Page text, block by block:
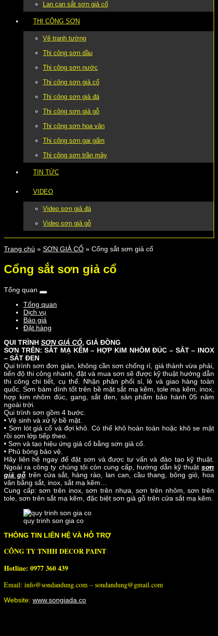
Lan can sắt sơn giả cổ
THI CÔNG SƠN
Vẽ tranh tường
Thi công sơn dầu
Thi công sơn nước
Thi công sơn giả cổ
Thi công sơn giả đá
Thi công sơn giả gỗ
Thi công sơn hoa văn
Thi công sơn gai gấm
Thi công sơn trần mây
TIN TỨC
VIDEO
Video sơn giả đá
Video sơn giả gỗ
Trang chủ » SƠN GIẢ CỔ » Cổng sắt sơn giả cổ
Cổng sắt sơn giả cổ
Tổng quan
Tổng quan
Dịch vụ
Báo giá
Đặt hàng
QUI TRÌNH SƠN GIẢ CỔ, GIẢ ĐỒNG
SƠN TRÊN: SẮT MẠ KẼM – HỢP KIM NHÔM ĐÚC – SẮT – INOX
– SẮT ĐEN
Qui trình sơn đơn giản, không cần sơn chống rỉ, giá thành vừa phải,
tiến độ thi công nhanh, đặt và mua sơn sẽ được kỹ thuật hướng dẫn
thi công chi tiết, cụ thể. Nhận phân phối sỉ, lẻ và giao hàng toàn
quốc. Sơn bám dính tốt trên bề mặt sắt mạ kẽm, tole mạ kẽm, inox,
hợp kim nhôm đúc, gang, sắt đen, sản phẩm bảo hành 05 năm
ngoài trời.
Qui trình sơn gồm 4 bước.
• Vệ sinh và xử lý bề mặt.
• Sơn lót giả cổ và đợi khô. Có thể khô hoàn toàn hoặc khô se mặt
rồi sơn lớp tiếp theo.
• Sơn và tạo hiệu ứng giả cổ bằng sơn giả cổ.
• Phủ bóng bảo vệ.
Hãy liên hệ ngay để đặt sơn và được tư vấn và đào tạo kỹ thuật.
Ngoài ra công ty chúng tôi còn cung cấp, hướng dẫn kỹ thuật sơn
giả gỗ trên cửa sắt, hàng rào, lan can, cầu thang, bông gió, hoa
văn bằng sắt, inox, sắt mạ kẽm…
Cung cấp: sơn trên inox, sơn trên nhựa, sơn trên nhôm, sơn trên
tole, sơn trên sắt mạ kẽm, đặc biệt sơn giả gỗ trên cửa sắt mạ kẽm.
quy trinh son gia co
THÔNG TIN LIÊN HỆ VÀ HỖ TRỢ
CÔNG TY TNHH DECOR PAINT
Hotline: 0977 360 439
Email: info@sondandung.com – sondandung@gmail.com
Website: www.songiada.co